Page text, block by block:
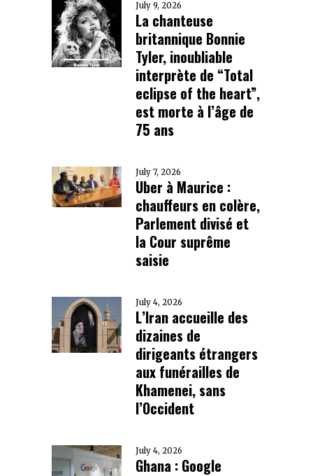
July 9, 2026
La chanteuse
britannique Bonnie
Tyler, inoubliable
interprète de “Total
eclipse of the heart”,
est morte à l’âge de
75 ans
July 7, 2026
Uber à Maurice :
chauffeurs en colère,
Parlement divisé et
la Cour suprême
saisie
July 4, 2026
L’Iran accueille des
dizaines de
dirigeants étrangers
aux funérailles de
Khamenei, sans
l’Occident
July 4, 2026
Ghana : Google